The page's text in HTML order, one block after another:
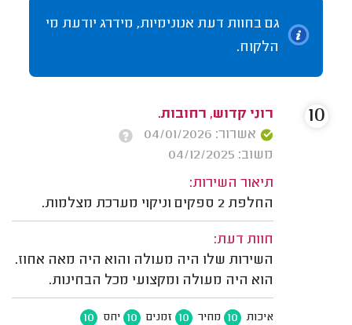
גם בחוות דעת אנונימיות, מידרג יודעת מי
הלקוח.
רוני קדוש, רחובות.
אשרור: 04/01/2026
משוב: 04/12/2025
תיאור השירות:
החלפת 2 ספקים וניקוי מערכת מצלמות.
חוות דעת:
השירות שלו היה מעולה והוא היה מאה אחוז.
הוא היה מעולה ומקצועי מכל הבחינות.
איכות 10 מחיר 10 זמנים 10 יחס 10
10